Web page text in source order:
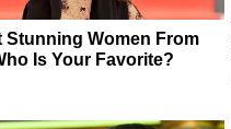
Stunning Women From
Is Your Favorite?